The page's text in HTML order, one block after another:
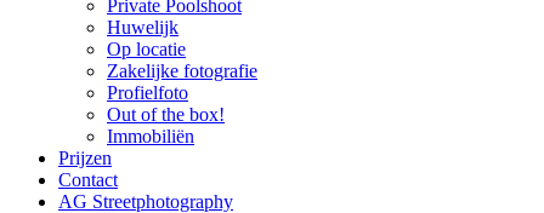
Private Poolshoot
Huwelijk
Op locatie
Zakelijke fotografie
Profielfoto
Out of the box!
Immobiliën
Prijzen
Contact
AG Streetphotography